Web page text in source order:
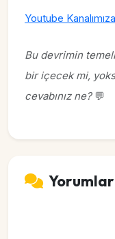
Youtube
Bu devrimin
bir içecek mi,
cevabınız ne?💬